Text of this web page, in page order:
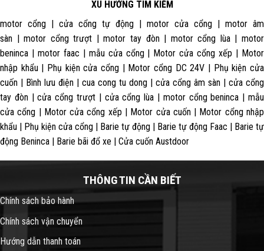
XU HƯỚNG TÌM KIẾM
motor cổng | cửa cổng tự động | motor cửa cổng | motor âm
sàn | motor cổng trượt | motor tay đòn | motor cổng lùa | motor
beninca | motor faac | mẫu cửa cổng | Motor cửa cổng xếp | Motor
nhập khẩu | Phụ kiện cửa cổng | Motor cổng DC 24V | Phụ kiện cửa
cuốn | Bình lưu điện | cua cong tu dong | cửa cổng âm sàn | cửa cổng
tay đòn | cửa cổng trượt | cửa cổng lùa | motor cổng beninca | mẫu
cửa cổng | Motor cửa cổng xếp | Motor cửa cuốn | Motor cổng nhập
khẩu | Phụ kiện cửa cổng | Barie tự động | Barie tự động Faac | Barie tự
động Beninca | Barie bãi đổ xe | Cửa cuốn Austdoor
THÔNG TIN CẦN BIẾT
Chính sách bảo hành
Chính sách vận chuyển
Hướng dẫn thanh toán